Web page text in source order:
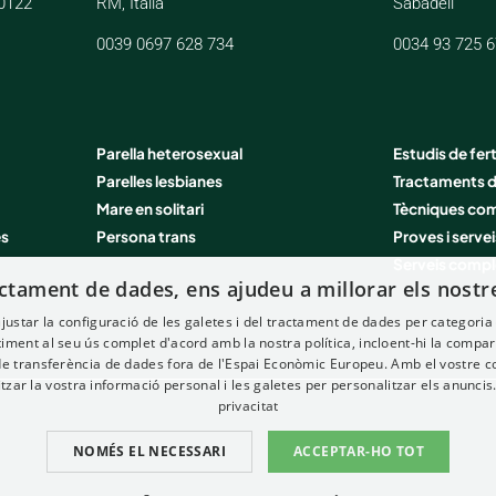
0039 0697 628 734 0034 93 725
Parella heterosexual
Parelles lesbianes
Mare en solitari
Persona trans
Estudis de
Tractaments
Tècniques
Proves i
de dades, ens ajudeu a millorar els
la configuració de les galetes i del tractament de dades per
al seu ús complet d'acord amb la nostra política, incloent-hi la
transferència de dades fora de l'Espai Econòmic Europeu. Amb el vostre
la vostra informació personal i les galetes per personalitzar els anuncis.
privacitat
ACCEPTAR-HO TOT
NOMÉS EL NECESSARI